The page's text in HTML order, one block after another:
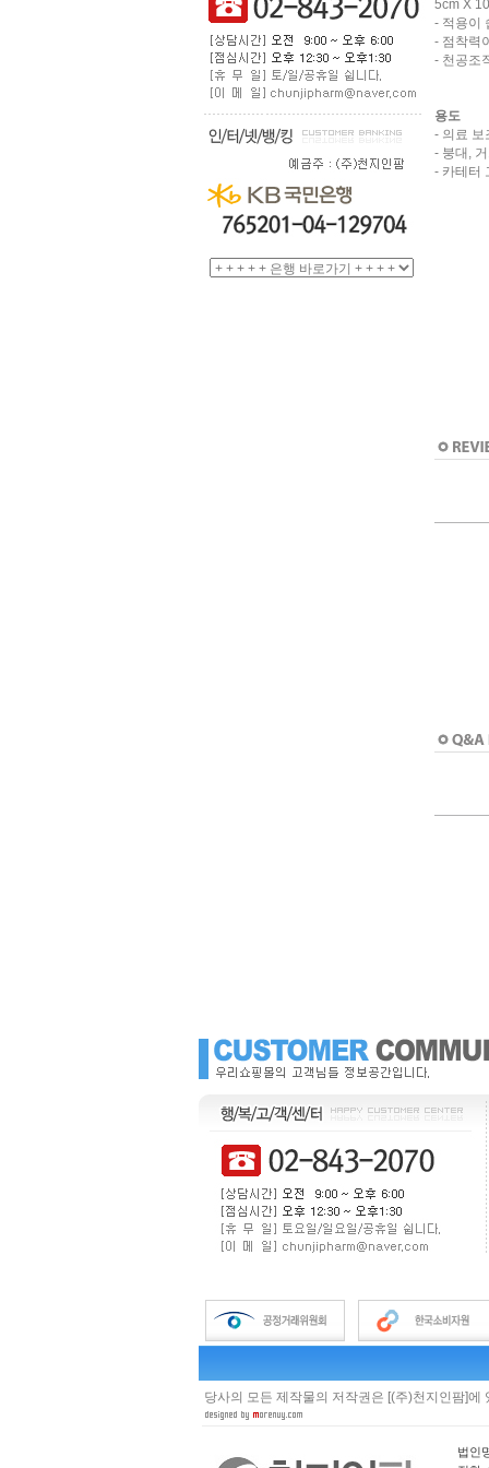
5cm X
- 적용이
- 점착력
- 천공조
용도
- 의료 보
- 붕대,
- 카테터
당사의 모든 제작물의 저작권은 [(주)천지인팜]
법인